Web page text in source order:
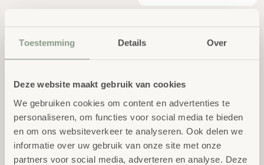
Toestemming Details Over
Deze website maakt gebruik van cookies
We gebruiken cookies om content en advertenties te
personaliseren, om functies voor social media te bieden
en om ons websiteverkeer te analyseren. Ook delen we
informatie over uw gebruik van onze site met onze
partners voor social media, adverteren en analyse. Deze
Zand- Watertafel incl.
€569,00 excl.
BTW
Opvouwbare Gymmat
3-dlg
Vanaf:
€153,00 excl.
BTW